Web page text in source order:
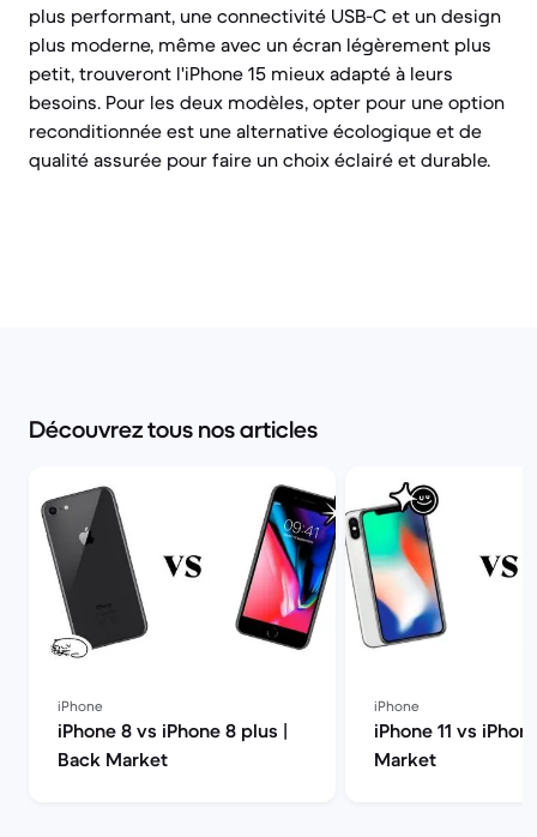
plus performant, une connectivité USB-C et un design
plus moderne, même avec un écran légèrement plus
petit, trouveront l'iPhone 15 mieux adapté à leurs
besoins. Pour les deux modèles, opter pour une option
reconditionnée est une alternative écologique et de
qualité assurée pour faire un choix éclairé et durable.
Découvrez tous nos articles
iPhone
iPhone 8 vs iPhone 8 plus |
Back Market
iPhone
iPhone 11 vs
Market